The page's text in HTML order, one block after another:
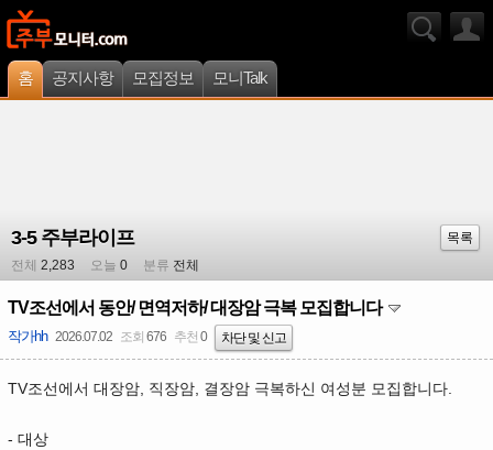
홈 공지사항 모집정보 모니Talk
3-5 주부라이프
목록
전체 2,283 오늘 0 분류 전체
TV조선에서 동안/ 면역저하/ 대장암 극복 모집합니다
작가hh 2026.07.02 조회 676 추천 0 차단 및 신고
TV조선에서 대장암, 직장암, 결장암 극복하신 여성분 모집합니다.
- 대상